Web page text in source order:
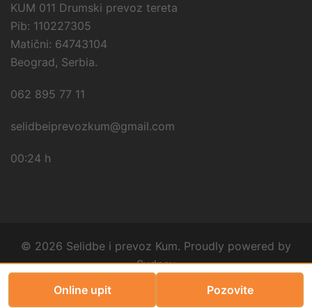
Online upit Pozovite
KUM 011 Drumski prevoz tereta
Pib: 110227305
Matični: 64743104
Beograd, Serbia.
062 895 77 11
selidbeiprevozkum@gmail.com
00:24 h
© 2026 Selidbe i prevoz Kum. Proudly powered by
Sydney